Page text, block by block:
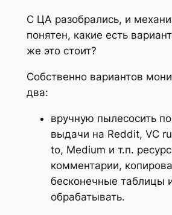
С ЦА разобрались, и
понятен, какие есть
же это стоит?
Собственно вариантов
два:
вручную пылесосить
выдачи на Reddit, VC
to, Medium и т.п.
комментарии,
бесконечные таблицы
обрабатывать.